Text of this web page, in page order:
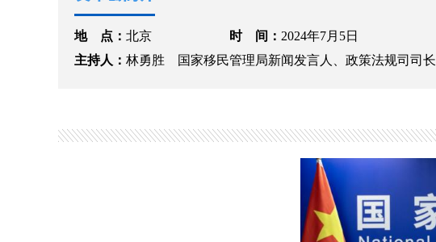
地 点： 北京 时 间： 2024年7月5日
主持人： 林勇胜 国家移民管理局新闻发言人、政策法规司司长